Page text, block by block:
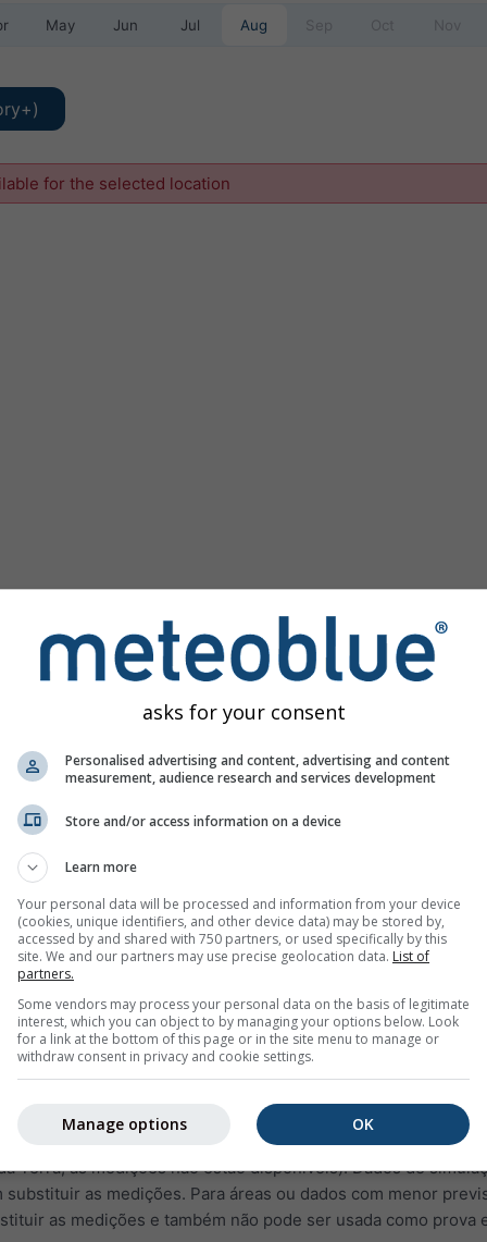
May Jun Jul Aug Sep Oct Nov
for the selected location
pode ver informações sobre o tempo de ontem ou a história
Os diagramas do arquivo meteorológico estão divididos em
relativa em intervalos de uma hora
limpo (fundo amarelo). Quanto mais escuro é o fundo cinza,
(em graus de 0° = Norte, 90° = Este, 180º = Sul e 270° =
história, os pontos roxos representam a direção do vento,
dados de simulação, não dados medidos, para a área
com os dados medidos de uma estação meteorológica
Terra, as medições não estão disponíveis). Dados de
as medições. Para áreas ou dados com menor
as medições e também não pode ser usada como prova
asks for your consent
Personalised advertising and content, advertising and content
measurement, audience research and services development
Store and/or access information on a device
Learn more
Your personal data will be processed and information from your device
(cookies, unique identifiers, and other device data) may be stored by,
accessed by and shared with 750 partners, or used specifically by this
site. We and our partners may use precise geolocation data. List of
partners.
Some vendors may process your personal data on the basis of legitimate
interest, which you can object to by managing your options below. Look
for a link at the bottom of this page or in the site menu to manage or
withdraw consent in privacy and cookie settings.
OK
Manage options